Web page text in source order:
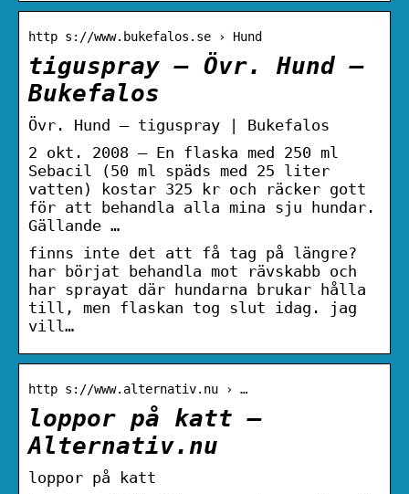
http s://www.bukefalos.se › Hund
tiguspray – Övr. Hund –
Bukefalos
Övr. Hund – tiguspray | Bukefalos
2 okt. 2008 — En flaska med 250 ml
Sebacil (50 ml späds med 25 liter
vatten) kostar 325 kr och räcker gott
för att behandla alla mina sju hundar.
Gällande …
finns inte det att få tag på längre?
har börjat behandla mot rävskabb och
har sprayat där hundarna brukar hålla
till, men flaskan tog slut idag. jag
vill…
http s://www.alternativ.nu › …
loppor på katt –
Alternativ.nu
loppor på katt